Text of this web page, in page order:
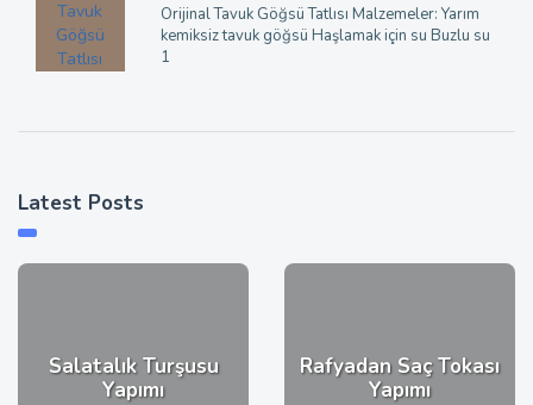
Orijinal Tavuk Göğsü Tatlısı Malzemeler: Yarım
kemiksiz tavuk göğsü Haşlamak için su Buzlu su
1
Latest Posts
Salatalık Turşusu
Yapımı
Rafyadan Saç Tokası
Yapımı